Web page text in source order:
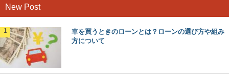
New Post
車を買うときのローンとは？ローンの選び方や組み
方について